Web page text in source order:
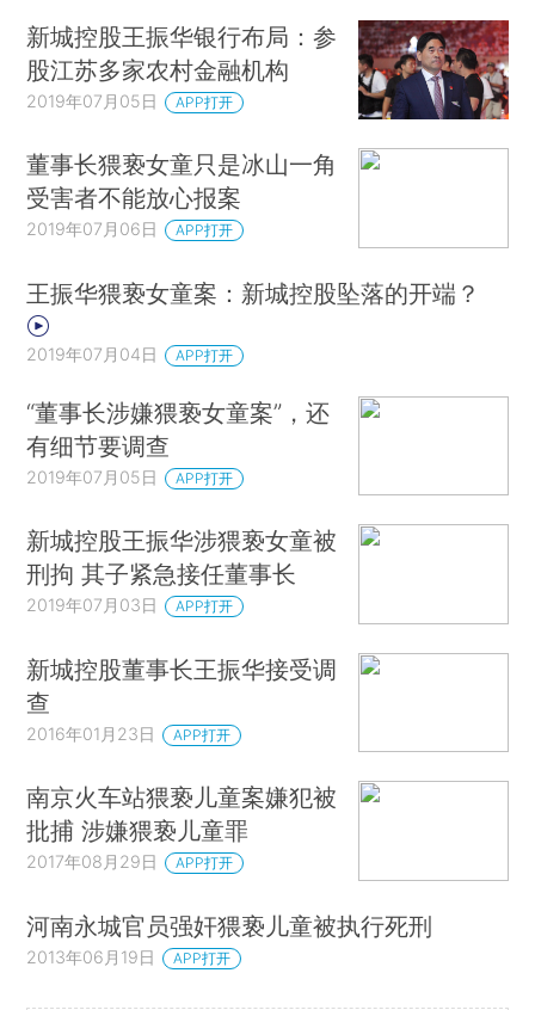
新城控股王振华银行布局：参
股江苏多家农村金融机构
2019年07月05日 APP打开
董事长猥亵女童只是冰山一角
受害者不能放心报案
2019年07月06日 APP打开
王振华猥亵女童案：新城控股坠落的开端？
2019年07月04日 APP打开
“董事长涉嫌猥亵女童案”，还
有细节要调查
2019年07月05日 APP打开
新城控股王振华涉猥亵女童被
刑拘 其子紧急接任董事长
2019年07月03日 APP打开
新城控股董事长王振华接受调
查
2016年01月23日 APP打开
南京火车站猥亵儿童案嫌犯被
批捕 涉嫌猥亵儿童罪
2017年08月29日 APP打开
河南永城官员强奸猥亵儿童被执行死刑
2013年06月19日 APP打开